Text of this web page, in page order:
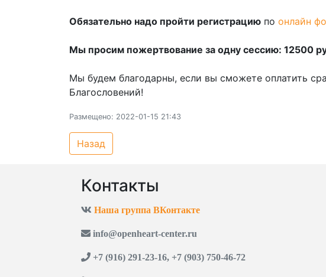
Обязательно надо пройти регистрацию по онлайн
Мы просим пожертвование за одну сессию: 12500
Мы будем благодарны, если вы сможете оплатить
Благословений!
Размещено: 2022-01-15 21:43
Назад
Контакты
Наша группа ВКонтакте
info@openheart-center.ru
+7 (916) 291-23-16, +7 (903) 750-46-72